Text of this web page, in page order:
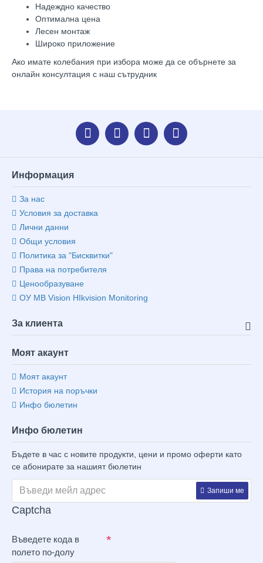
Надеждно качество
Оптимална цена
Лесен монтаж
Широко приложение
Ако имате колебания при избора може да се обърнете за
онлайн консултация с наш сътрудник
Информация
За нас
Условия за доставка
Лични данни
Общи условия
Политика за "Бисквитки"
Права на потребителя
Ценообразуване
ОУ MB Vision HIkvision Monitoring
За клиента
Моят акаунт
Моят акаунт
История на поръчки
Инфо бюлетин
Инфо бюлетин
Бъдете в час с новите продукти, цени и промо оферти като
се абонирате за нашият бюлетин
Запиши ме
Captcha
Въведете кода в
полето по-долу